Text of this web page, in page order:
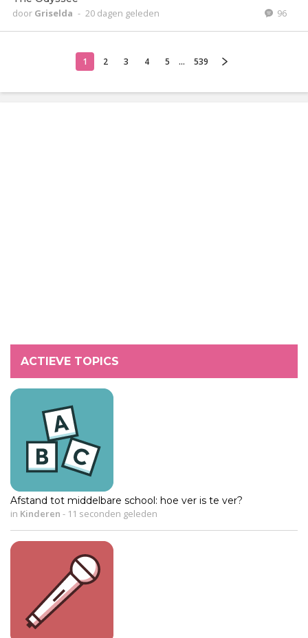
door Griselda - 20 dagen geleden 96
1 2 3 4 5 ... 539
ACTIEVE TOPICS
Afstand tot middelbare school: hoe ver is te ver?
in Kinderen - 11 seconden geleden